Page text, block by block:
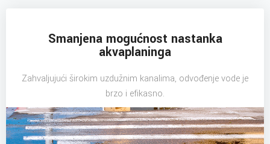
Smanjena mogućnost nastanka
akvaplaninga
Zahvaljujući širokim uzdužnim kanalima, odvođenje vode je
brzo i efikasno.